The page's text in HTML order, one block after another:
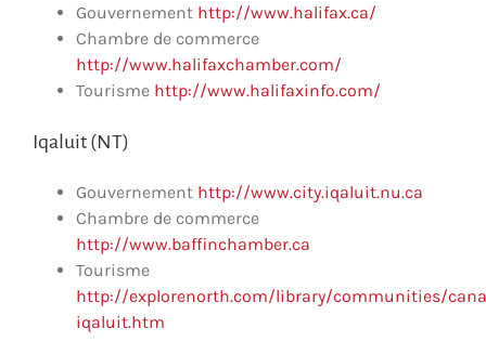
Gouvernement http://www.halifax.ca/
Chambre de commerce
http://www.halifaxchamber.com/
Tourisme http://www.halifaxinfo.com/
Iqaluit (NT)
Gouvernement http://www.city.iqaluit.nu.ca
Chambre de commerce
http://www.baffinchamber.ca
Tourisme
http://explorenorth.com/library/communities/
iqaluit.htm